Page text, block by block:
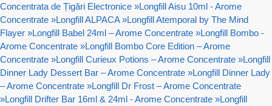
Concentrata de Țigări Electronice »Longfill Aisu 10ml - Arome
Concentrate »Longfill ALPACA »Longfill Atemporal by The Mind
Flayer »Longfill Babel 24ml – Arome Concentrate »Longfill Bombo -
Arome Concentrate »Longfill Bombo Core Edition – Arome
Concentrate »Longfill Curieux Potions – Arome Concentrate »Longfill
Dinner Lady Dessert Bar – Arome Concentrate »Longfill Dinner Lady
– Arome Concentrate »Longfill Dr Frost – Arome Concentrate
»Longfill Drifter Bar 16ml & 24ml - Arome Concentrate »Longfill